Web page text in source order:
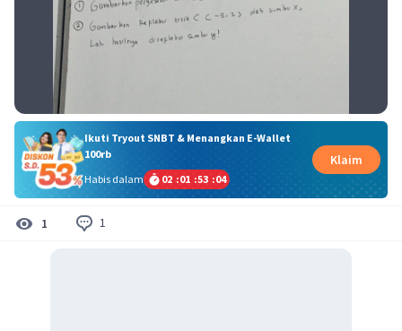
Ikuti Tryout SNBT & Menangkan E-Wallet
100rb
Habis dalam
02 :01 :53 :04
Klaim
1 1